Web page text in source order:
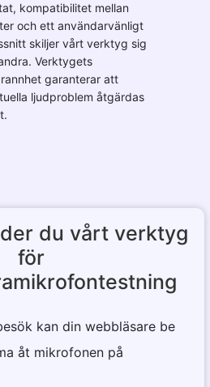
kompatibilitet mellan
och ett användarvänligt
skiljer vårt verktyg sig
Verktygets
garanterar att
ljudproblem åtgärdas
du vårt verktyg
för
kan din webbläsare be
åt mikrofonen på